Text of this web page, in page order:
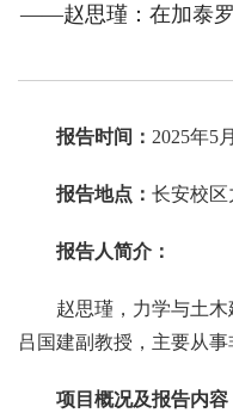
——赵思瑾：在加泰罗
报告时间： 2025年5
报告地点： 长安校区
报告人简介：
赵思瑾，力学与土
吕国建副教授，主要从
项目概况及报告内容